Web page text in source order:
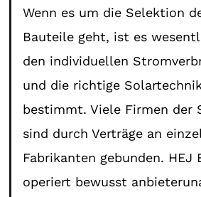
Wenn es um die Selektion
Bauteile geht, ist es
den individuellen
und die richtige
bestimmt. Viele Firmen der
sind durch Verträge an
Fabrikanten gebunden. HEJ
operiert bewusst